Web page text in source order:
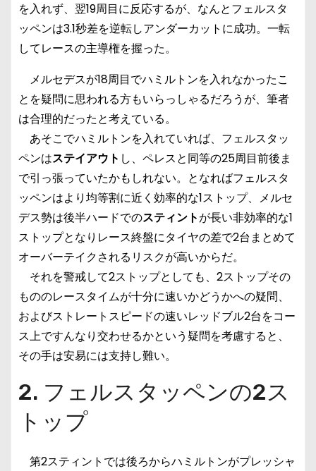
を入れず、翌19周目に反応するが、なんとフェルスタ
ッペンは3.1秒差を逆転しアンダーカットに成功。一転
してレースの主導権を握った。
メルセデスが18周目でハミルトンを入れなかったこ
とを疑問に思われる方もいらっしゃるだろうが、筆者
は合理的だったと考えている。
あそこでハミルトンを入れていれば、フェルスタッ
ペンはステイアウト し、ペレスと同等の25周目前後ま
で引っ張っていたかもしれない。となればフェルスタ
ッペンはより均等割に近く効率的な1ストップ、メルセ
デス勢は後半ハードでのスティントが長い非効率的な1
ストップとなりレース終盤にタイヤの差で2台まとめて
オーバーテイクされるリスクが高いからだ。
それを警戒して2ストップとしても、2ストップその
もののレースタイムが十分に速いかどうかへの疑問、
およびストレートスピードの速いレッドブル2台をコー
ス上ですんなり交わせるかという疑問を考慮すると、
その手は安易には支持し難い。
2. フェルスタッペンの2ス
トップ
第2スティントでは後ろからハミルトンがプレッシャ